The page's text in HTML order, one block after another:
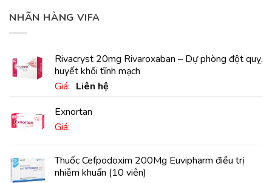
NHÃN HÀNG VIFA
Rivacryst 20mg Rivaroxaban – Dự phòng đột quỵ,
huyết khối tĩnh mạch
Giá: Liên hệ
Exnortan
Giá:
Thuốc Cefpodoxim 200Mg Euvipharm điều trị
nhiễm khuẩn (10 viên)